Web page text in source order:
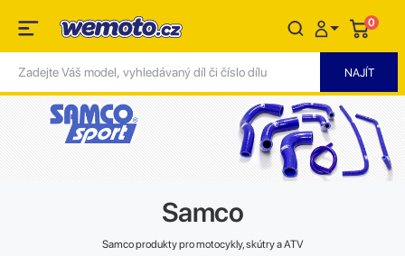
0
Samco
Samco produkty pro motocykly, skútry a ATV